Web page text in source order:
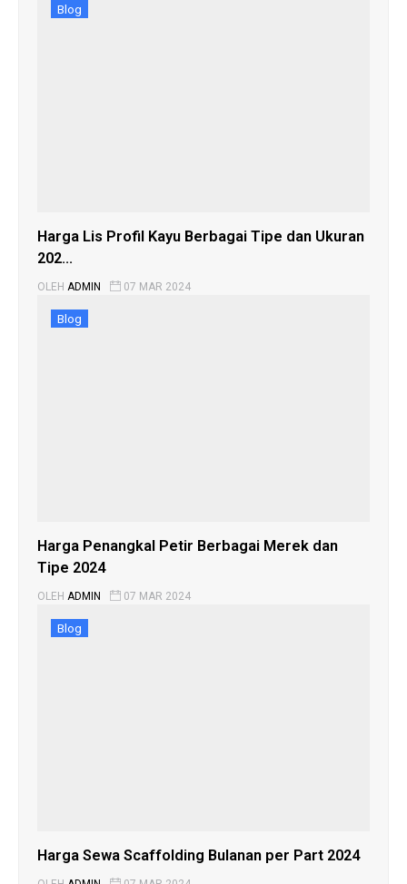
Blog
Harga Lis Profil Kayu Berbagai Tipe dan Ukuran
202...
OLEH ADMIN 07 MAR 2024
Blog
Harga Penangkal Petir Berbagai Merek dan
Tipe 2024
OLEH ADMIN 07 MAR 2024
Blog
Harga Sewa Scaffolding Bulanan per Part 2024